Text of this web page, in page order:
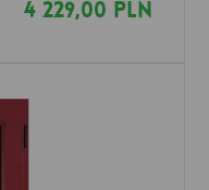
4 229,00 PLN